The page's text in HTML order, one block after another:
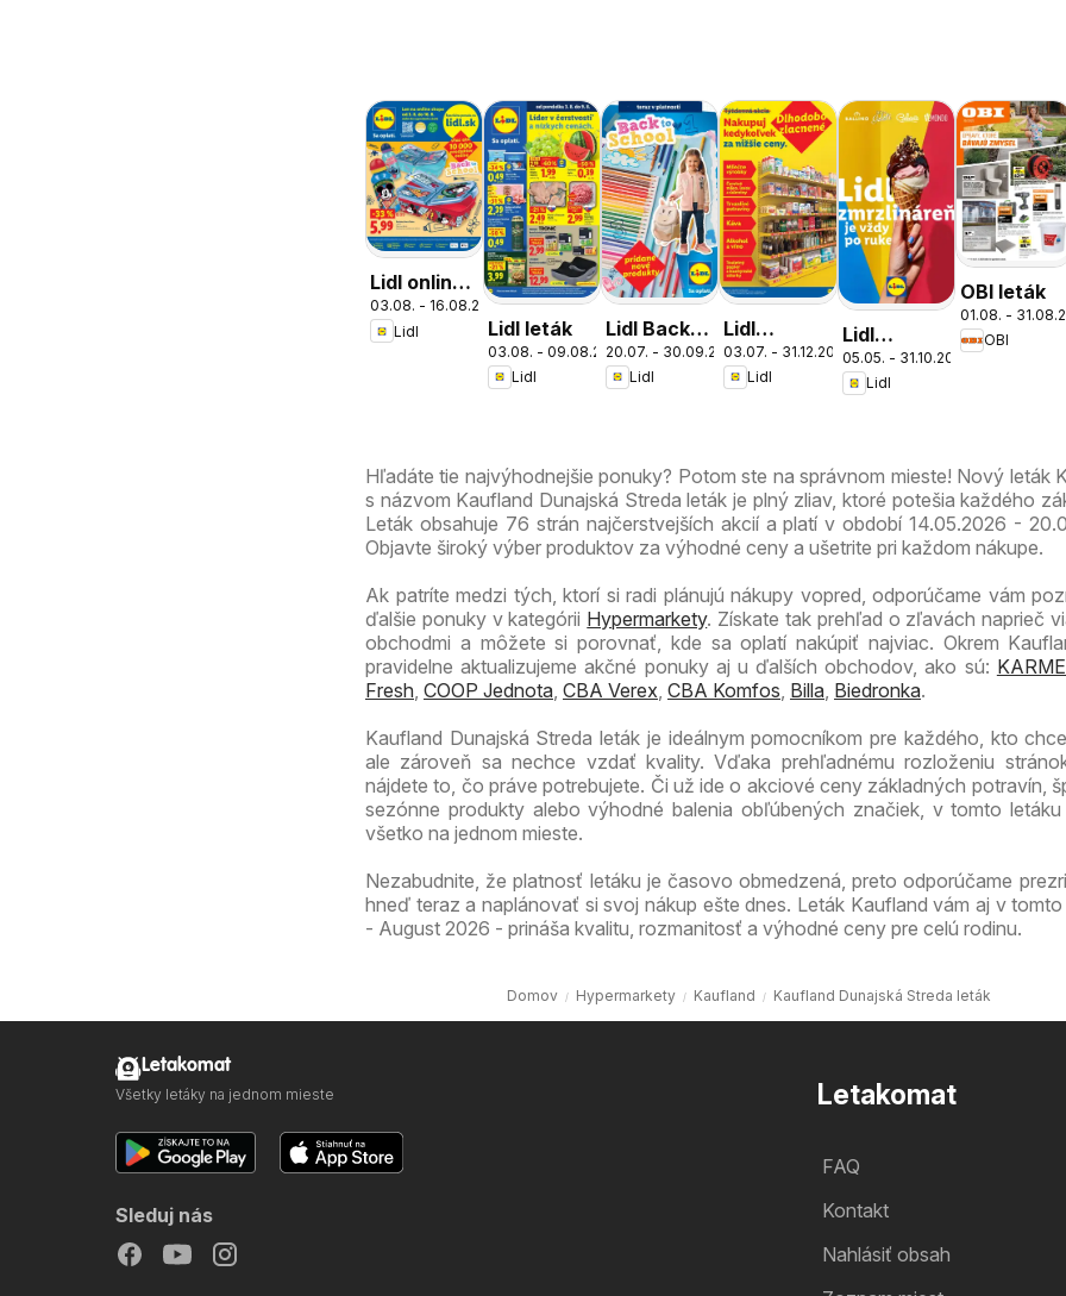
Lidl online
magazín
03.08. - 16.08.2026
Lidl
Lidl leták
03.08. - 09.08.2026
Lidl
Lidl Back
to school
20.07. - 30.09.2026
Lidl
Lidl
dlhodobo
zlacnené
03.07. - 31.12.2026
Lidl
Lidl
zmrzlináreň
05.05. - 31.10.2026
Lidl
OBI leták
01.08. -
OBI
Hľadáte tie najvýhodnejšie ponuky? Potom ste na správnom mieste! Nový leták
s názvom Kaufland Dunajská Streda leták je plný zliav, ktoré potešia každého
Leták obsahuje 76 strán najčerstvejších akcií a platí v období 14.05.2026 -
Objavte široký výber produktov za výhodné ceny a ušetrite pri každom nákupe.
Ak patríte medzi tých, ktorí si radi plánujú nákupy vopred, odporúčame vám
ďalšie ponuky v kategórii Hypermarkety. Získate tak prehľad o zľavách naprieč
obchodmi a môžete si porovnať, kde sa oplatí nakúpiť najviac. Okrem
pravidelne aktualizujeme akčné ponuky aj u ďalších obchodov, ako sú:
Fresh COOP Jednota CBA Verex CBA Komfos Billa Biedronka.
Kaufland Dunajská Streda leták je ideálnym pomocníkom pre každého, kto
ale zároveň sa nechce vzdať kvality. Vďaka prehľadnému rozloženiu
nájdete to, čo práve potrebujete. Či už ide o akciové ceny základných potravín,
sezónne produkty alebo výhodné balenia obľúbených značiek, v tomto letáku
všetko na jednom mieste.
Nezabudnite, že platnosť letáku je časovo obmedzená, preto odporúčame
hneď teraz a naplánovať si svoj nákup ešte dnes. Leták Kaufland vám aj v tomto
- August 2026 - prináša kvalitu, rozmanitosť a výhodné ceny pre celú rodinu.
Domov Hypermarkety Kaufland Kaufland Dunajská Streda leták
Letakomat
FAQ
Kontakt
Nahlásiť obsah
Letakomat
Všetky letáky na jednom mieste
Sleduj nás